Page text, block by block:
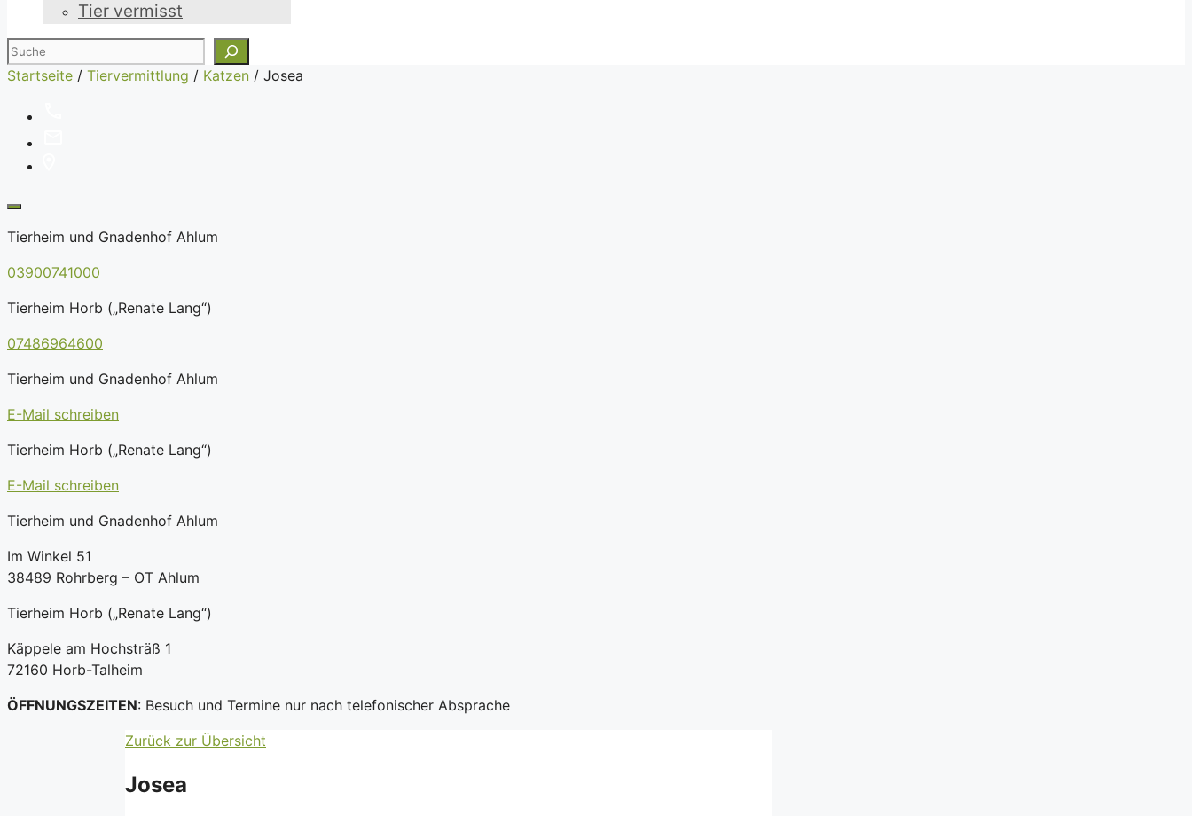
Tier vermisst
Suchen
Startseite / Tiervermittlung / Katzen / Josea
Tierheim und Gnadenhof Ahlum
03900741000
Tierheim Horb („Renate Lang“)
07486964600
Tierheim und Gnadenhof Ahlum
E-Mail schreiben
Tierheim Horb („Renate Lang“)
E-Mail schreiben
Tierheim und Gnadenhof Ahlum
Im Winkel 51
38489 Rohrberg – OT Ahlum
Tierheim Horb („Renate Lang“)
Käppele am Hochsträß 1
72160 Horb-Talheim
ÖFFNUNGSZEITEN: Besuch und Termine nur nach telefonischer Absprache
Zurück zur Übersicht
Josea